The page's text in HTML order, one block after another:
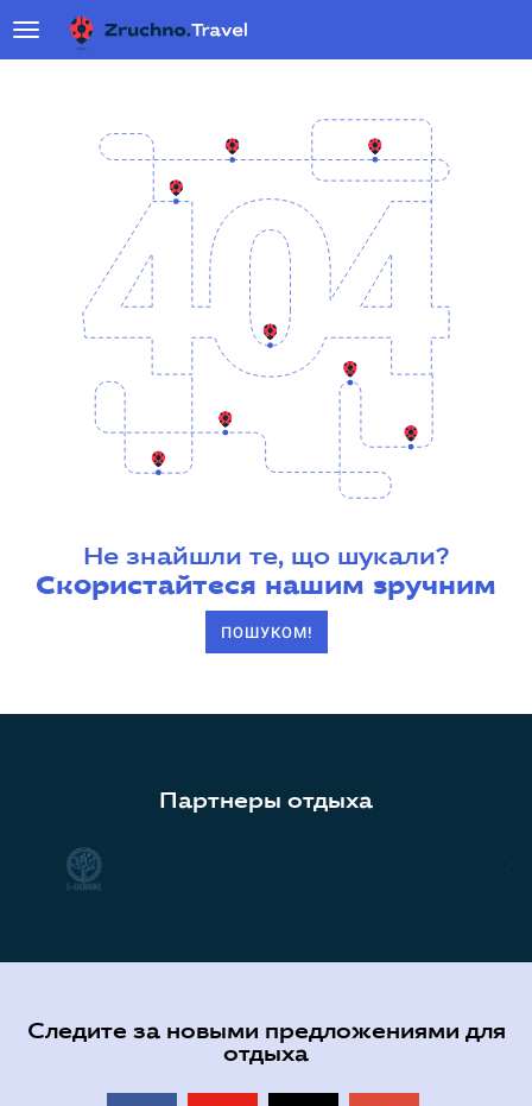
Не знайшли те, що шукали?
Скористайтеся нашим зручним
ПОШУКОМ!
Партнеры отдыха
Следите за новыми предложениями для
отдыха